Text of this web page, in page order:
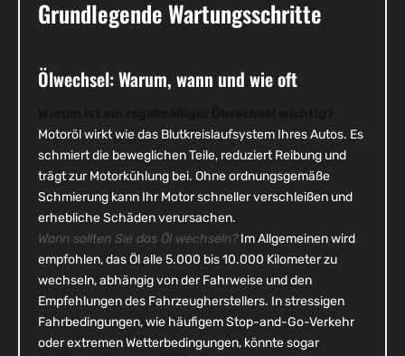
Grundlegende Wartungsschritte
Ölwechsel: Warum, wann und wie oft
Motoröl wirkt wie das Blutkreislaufsystem Ihres Autos. Es
schmiert die beweglichen Teile, reduziert Reibung und
trägt zur Motorkühlung bei. Ohne ordnungsgemäße
Schmierung kann Ihr Motor schneller verschleißen und
erhebliche Schäden verursachen.
Wann sollten Sie das Öl wechseln?Im Allgemeinen wird
empfohlen, das Öl alle 5.000 bis 10.000 Kilometer zu
wechseln, abhängig von der Fahrweise und den
Empfehlungen des Fahrzeugherstellers. In stressigen
Fahrbedingungen, wie häufigem Stop-and-Go-Verkehr
oder extremen Wetterbedingungen, könnte sogar